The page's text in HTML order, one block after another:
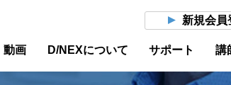
新規会員
動画 D/NEXについて サポート 講